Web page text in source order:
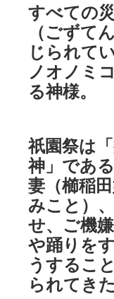
すべての
（ごずて
じられて
ノオノミ
る神様。
祇園祭は
神」であ
妻（櫛稲
みこと）
せ、ご機
や踊りを
うするこ
られてきた